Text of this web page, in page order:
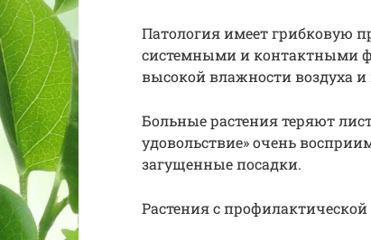
Патология имеет грибковую
системными и контактными
высокой влажности воздуха и
Больные растения теряют
удовольствие» очень
загущенные посадки.
Растения с